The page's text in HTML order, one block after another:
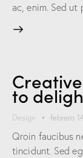
ac, enim. Sed
to
Design febrero
Qroin faucibus
tincidunt. Sed